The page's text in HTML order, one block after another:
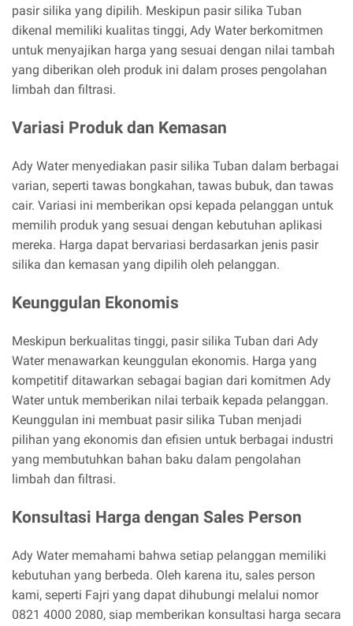
pasir silika yang dipilih. Meskipun pasir silika Tuban
dikenal memiliki kualitas tinggi, Ady Water berkomitmen
untuk menyajikan harga yang sesuai dengan nilai tambah
yang diberikan oleh produk ini dalam proses pengolahan
limbah dan filtrasi.
Variasi Produk dan Kemasan
Ady Water menyediakan pasir silika Tuban dalam berbagai
varian, seperti tawas bongkahan, tawas bubuk, dan tawas
cair. Variasi ini memberikan opsi kepada pelanggan untuk
memilih produk yang sesuai dengan kebutuhan aplikasi
mereka. Harga dapat bervariasi berdasarkan jenis pasir
silika dan kemasan yang dipilih oleh pelanggan.
Keunggulan Ekonomis
Meskipun berkualitas tinggi, pasir silika Tuban dari Ady
Water menawarkan keunggulan ekonomis. Harga yang
kompetitif ditawarkan sebagai bagian dari komitmen Ady
Water untuk memberikan nilai terbaik kepada pelanggan.
Keunggulan ini membuat pasir silika Tuban menjadi
pilihan yang ekonomis dan efisien untuk berbagai industri
yang membutuhkan bahan baku dalam pengolahan
limbah dan filtrasi.
Konsultasi Harga dengan Sales Person
Ady Water memahami bahwa setiap pelanggan memiliki
kebutuhan yang berbeda. Oleh karena itu, sales person
kami, seperti Fajri yang dapat dihubungi melalui nomor
0821 4000 2080, siap memberikan konsultasi harga secara